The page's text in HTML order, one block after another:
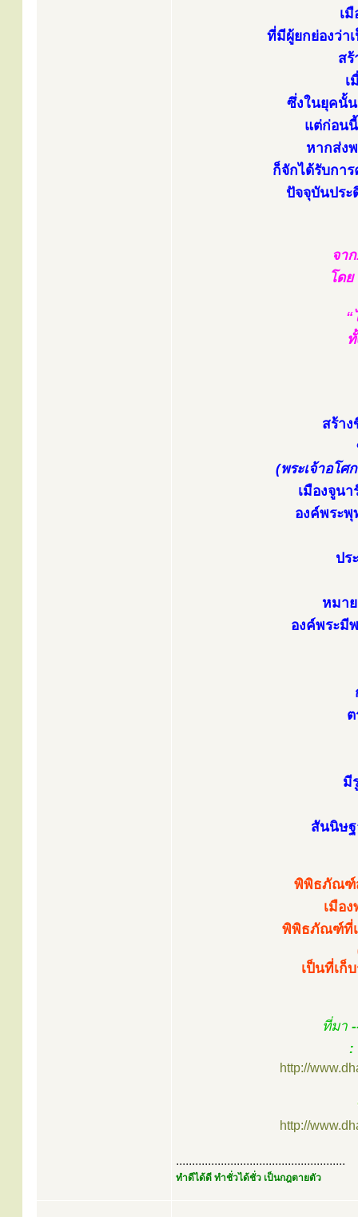
เ
ที่มีผู้ยกย่องว่า
ส
เ
ซึ่งในยุคนั้
แต่ก่อน
หากส่ง
ก็จักได้รับกา
ปัจจุบันปร
จา
โด
“
สร้า
(พระเจ้าอโ
เมืองจูน
องค์พระพุ
ปร
หมา
องค์พระมี
มี
สันนิษฐ
พิพิธภัณฑ์
เมือ
พิพิธภัณฑ์ที่เ
เป็นที่เก็
ที่มา
:
http://
http://
.....................................................
ทำดีได้ดี ทำชั่วได้ชั่ว เป็นกฎตายตัว